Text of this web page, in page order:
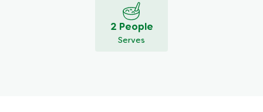
2 People
Serves